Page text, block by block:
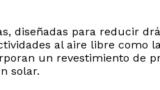
diseñadas para reducir
al aire libre como
un revestimiento de
solar.